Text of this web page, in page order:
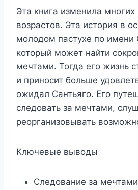
Эта книга изменила многих
возрастов. Эта история в
молодом пастухе по имени
который может найти
мечтами. Тогда его жизнь
и приносит больше
ожидал Сантьяго. Его
следовать за мечтами,
реорганизовывать
Ключевые выводы
Следование за мечтами